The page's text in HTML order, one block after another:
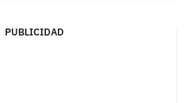
PUBLICIDAD